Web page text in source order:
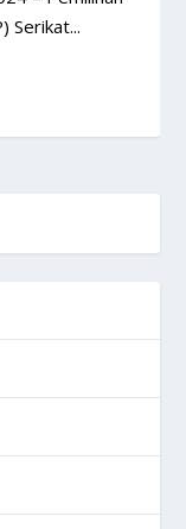
Serikat...